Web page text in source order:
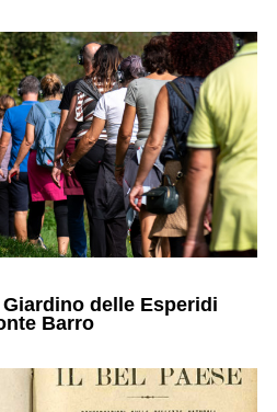
delle Esperidi
Barro